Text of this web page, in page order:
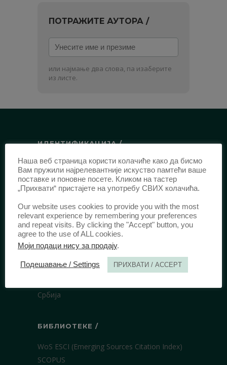
ПОТРАЖИТЕ АУТОРА /
Унесите
име
и
презиме
или најмање два слова, па изаберите
из листе.
ИДЕНТИФИКАЦИЈА /
ISSN:0003-2565(Штампано издање)
еISSN:2406-2693(Онлајн издање)
DOI:10.51204/Anali_PFBU_1906
ИЗДАВАЧ /
Правни факултет Универзитета у
Булевар краља Александра 67
Србија
БИБЛИОТЕКЕ /
WoS ESCI (Emerging Sources Citation Index)
SCOPUS
Наша веб страница користи колачиће како да бисмо
Вам пружили најрелевантније искуство памтећи ваше
поставке и поновне посете. Кликом на тастер
„Прихвати“ пристајете на употребу СВИХ колачића.
Our website uses cookies to provide you with the most
relevant experience by remembering your preferences
and repeat visits. By clicking the "Accept" button, you
agree to the use of ALL cookies.
Моји подаци нису за продају.
Подешавање / Settings ПРИХВАТИ / ACCEPT